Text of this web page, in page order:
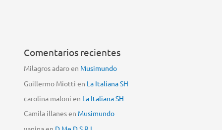
Comentarios recientes
Milagros adaroen Musimundo
Guillermo Miotti en La Italiana SH
carolina maloni en La Italiana SH
Camila illanesen Musimundo